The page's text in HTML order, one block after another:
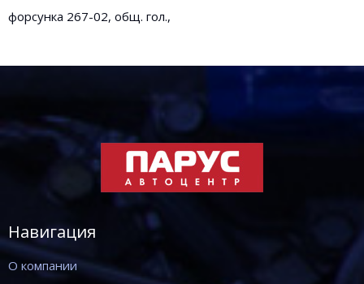
форсунка 267-02, общ. гол.,
Навигация
О компании